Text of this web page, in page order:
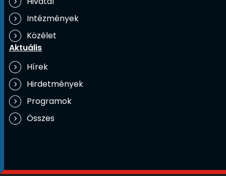
Intézmények
Közélet
Aktuális
Hírek
Hirdetmények
Programok
Összes